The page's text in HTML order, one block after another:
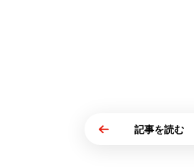
記事を読む